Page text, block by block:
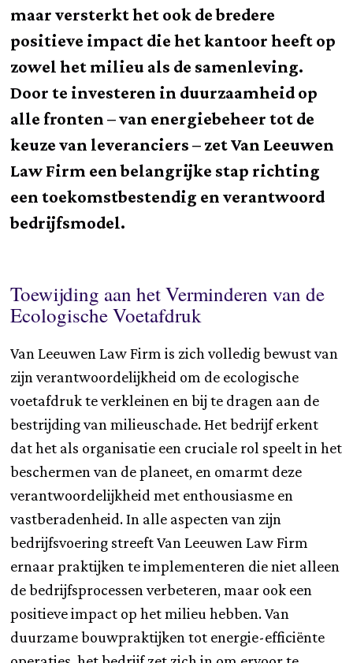
maar versterkt het ook de bredere
positieve impact die het kantoor heeft op
zowel het milieu als de samenleving.
Door te investeren in duurzaamheid op
alle fronten – van energiebeheer tot de
keuze van leveranciers – zet Van Leeuwen
Law Firm een belangrijke stap richting
een toekomstbestendig en verantwoord
bedrijfsmodel.
Toewijding aan het Verminderen van de
Ecologische Voetafdruk
Van Leeuwen Law Firm is zich volledig bewust van
zijn verantwoordelijkheid om de ecologische
voetafdruk te verkleinen en bij te dragen aan de
bestrijding van milieuschade. Het bedrijf erkent
dat het als organisatie een cruciale rol speelt in het
beschermen van de planeet, en omarmt deze
verantwoordelijkheid met enthousiasme en
vastberadenheid. In alle aspecten van zijn
bedrijfsvoering streeft Van Leeuwen Law Firm
ernaar praktijken te implementeren die niet alleen
de bedrijfsprocessen verbeteren, maar ook een
positieve impact op het milieu hebben. Van
duurzame bouwpraktijken tot energie-efficiënte